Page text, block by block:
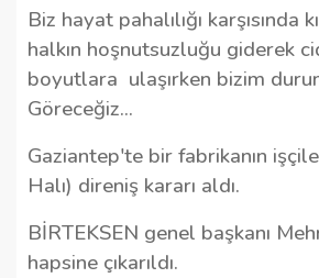
Biz hayat pahalılığı karşısında
halkın hoşnutsuzluğu giderek
boyutlara ulaşırken bizim
Göreceğiz...
Gaziantep'te bir fabrikanın
Halı) direniş kararı aldı.
BİRTEKSEN genel başkanı
hapsine çıkarıldı.